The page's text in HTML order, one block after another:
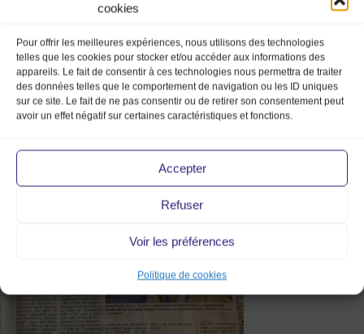
cookies
Pour offrir les meilleures expériences, nous utilisons des technologies
telles que les cookies pour stocker et/ou accéder aux informations des
appareils. Le fait de consentir à ces technologies nous permettra de traiter
des données telles que le comportement de navigation ou les ID uniques
sur ce site. Le fait de ne pas consentir ou de retirer son consentement peut
avoir un effet négatif sur certaines caractéristiques et fonctions.
Accepter
Refuser
Voir les préférences
Politique de cookies
le dauphine libere – marché de
la mode vintage – vintage –
mmv – 2023 – chambéry –
centre des congrès – le manège
– février – savoie